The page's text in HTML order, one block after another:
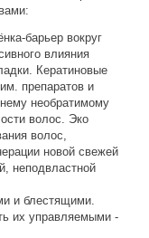
барьер вокруг
влияния
Кератиновые
препаратов и
необратимому
волос. Эко
волос,
новой свежей
неподвластной
и блестящими.
их управляемыми -